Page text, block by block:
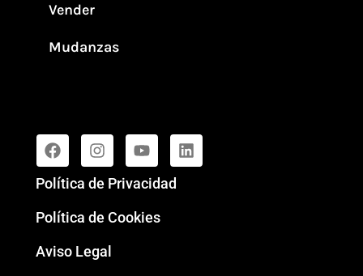
Vender
Mudanzas
Política de Privacidad
Política de Cookies
Aviso Legal